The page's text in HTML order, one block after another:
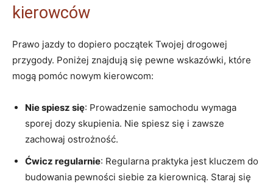
kierowców
Prawo jazdy to dopiero początek Twojej drogowej
przygody. Poniżej znajdują się pewne wskazówki, które
mogą pomóc nowym kierowcom:
Nie spiesz się: Prowadzenie samochodu wymaga
sporej dozy skupienia. Nie spiesz się i zawsze
zachowaj ostrożność.
Ćwicz regularnie: Regularna praktyka jest kluczem do
budowania pewności siebie za kierownicą. Staraj się